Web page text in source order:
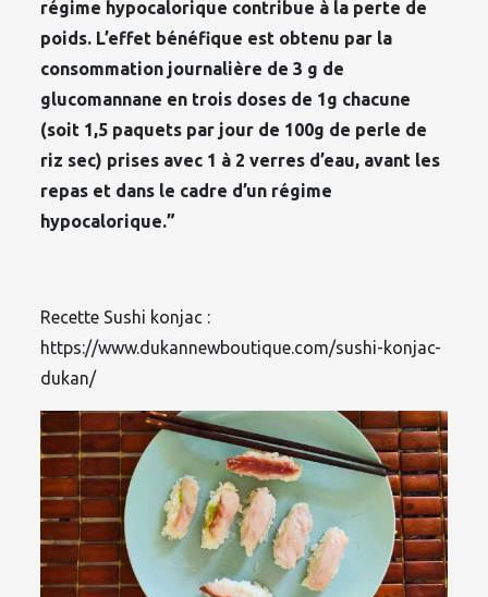
régime hypocalorique contribue à la perte de
poids. L’effet bénéfique est obtenu par la
consommation journalière de 3 g de
glucomannane en trois doses de 1g chacune
(soit 1,5 paquets par jour de 100g de perle de
riz sec) prises avec 1 à 2 verres d’eau, avant les
repas et dans le cadre d’un régime
hypocalorique.”
Recette Sushi konjac :
https://www.dukannewboutique.com/sushi-konjac-
dukan/